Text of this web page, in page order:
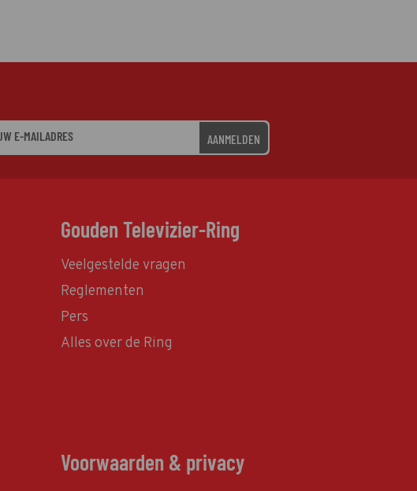
AANMELDEN
Gouden Televizier-Ring
Veelgestelde vragen
Reglementen
Pers
Alles over de Ring
Voorwaarden & privacy